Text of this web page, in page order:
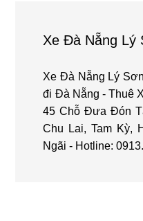
Xe Đà Nẵng Lý
Xe Đà Nẵng Lý
đi Đà Nẵng - Thuê
45 Chỗ Đưa Đón
Chu Lai, Tam Kỳ,
Ngãi - Hotline: